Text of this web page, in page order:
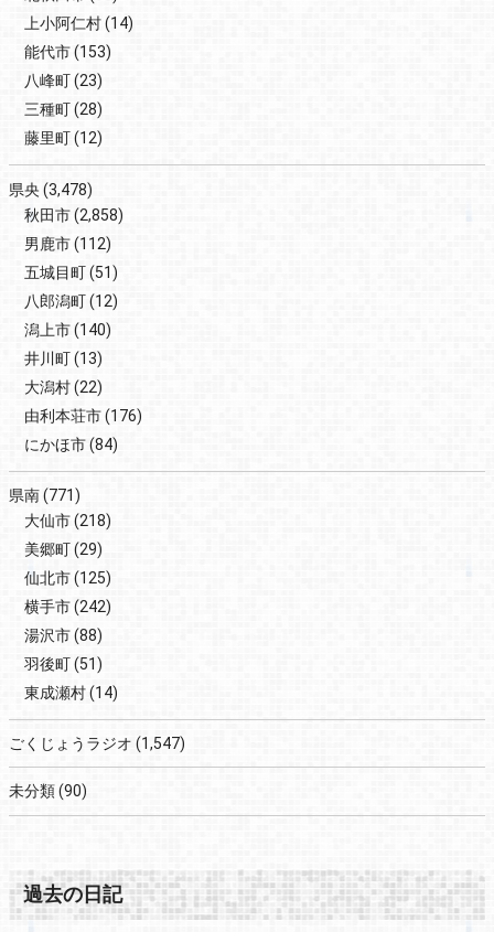
上小阿仁村(14)
能代市(153)
八峰町(23)
三種町(28)
藤里町(12)
県央 (3,478)
秋田市(2,858)
男鹿市(112)
五城目町(51)
八郎潟町(12)
潟上市(140)
井川町(13)
大潟村(22)
由利本荘市(176)
にかほ市(84)
県南(771)
大仙市(218)
美郷町(29)
仙北市(125)
横手市(242)
湯沢市(88)
羽後町(51)
東成瀬村(14)
ごくじょうラジオ (1,547)
未分類(90)
過去の日記